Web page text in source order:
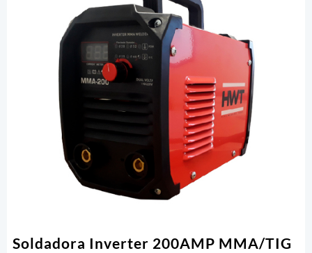
Soldadora Inverter 200AMP MMA/TIG